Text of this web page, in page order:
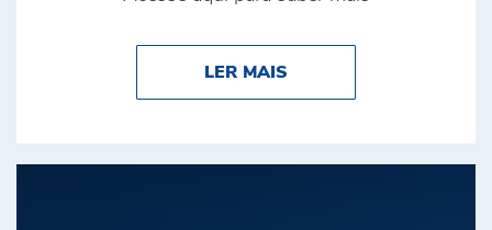
LER MAIS